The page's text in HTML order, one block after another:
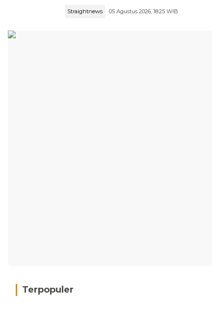
Straightnews 05 Agustus 2026, 18:25 WIB
Terpopuler